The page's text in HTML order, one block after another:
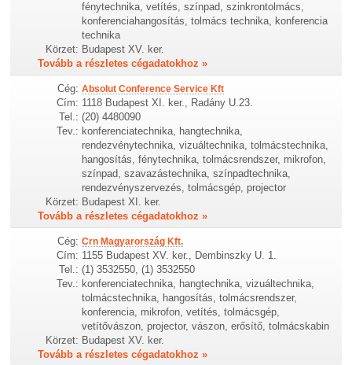
fénytechnika, vetítés, színpad, szinkrontolmács,
konferenciahangosítás, tolmács technika, konferencia
technika
Körzet: Budapest XV. ker.
Tovább a részletes cégadatokhoz »
Cég: Absolut Conference Service Kft
Cím: 1118 Budapest XI. ker., Radány U.23.
Tel.: (20) 4480090
Tev.: konferenciatechnika, hangtechnika,
rendezvénytechnika, vizuáltechnika, tolmácstechnika,
hangosítás, fénytechnika, tolmácsrendszer, mikrofon,
színpad, szavazástechnika, színpadtechnika,
rendezvényszervezés, tolmácsgép, projector
Körzet: Budapest XI. ker.
Tovább a részletes cégadatokhoz »
Cég: Crn Magyarország Kft.
Cím: 1155 Budapest XV. ker., Dembinszky U. 1.
Tel.: (1) 3532550, (1) 3532550
Tev.: konferenciatechnika, hangtechnika, vizuáltechnika,
tolmácstechnika, hangosítás, tolmácsrendszer,
konferencia, mikrofon, vetítés, tolmácsgép,
vetítővászon, projector, vászon, erősítő, tolmácskabin
Körzet: Budapest XV. ker.
Tovább a részletes cégadatokhoz »